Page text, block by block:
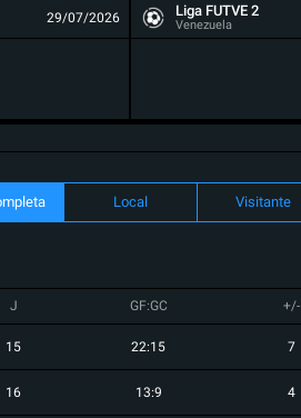
29/07/2026 Liga FUTVE 2
Venezuela
Local Visitante
J GF:GC +/-
15 22:15 7
16 13:9 4